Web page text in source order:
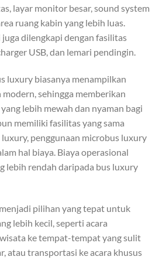
layar monitor besar, sound system
ruang kabin yang lebih luas.
dilengkapi dengan fasilitas
USB, dan lemari pendingin.
luxury biasanya menampilkan
modern, sehingga memberikan
lebih mewah dan nyaman bagi
memiliki fasilitas yang sama
penggunaan microbus luxury
hal biaya. Biaya operasional
lebih rendah daripada bus luxury
pilihan yang tepat untuk
lebih kecil, seperti acara
ke tempat-tempat yang sulit
atau transportasi ke acara khusus